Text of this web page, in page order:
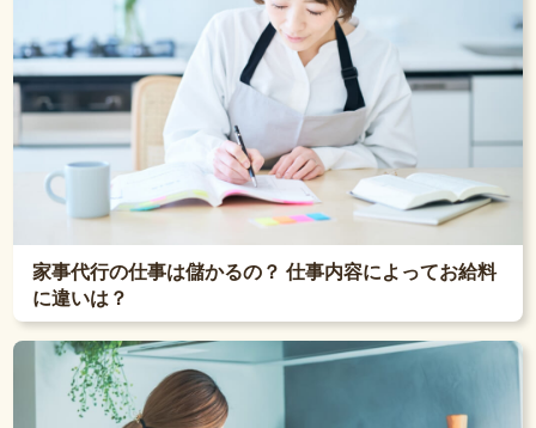
家事代行の仕事は儲かるの？ 仕事内容によってお給料
に違いは？